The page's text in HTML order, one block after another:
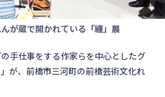
が蔵で開かれている「纏」展
手仕事をする作家らを中心としたグ
が、前橋市三河町の前橋芸術文化れ